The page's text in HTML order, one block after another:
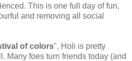
This is one full day of fun,
and removing all social
of colors", Holi is pretty
Many foes turn friends today (and